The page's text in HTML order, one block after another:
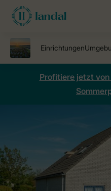
Profitiere jetzt